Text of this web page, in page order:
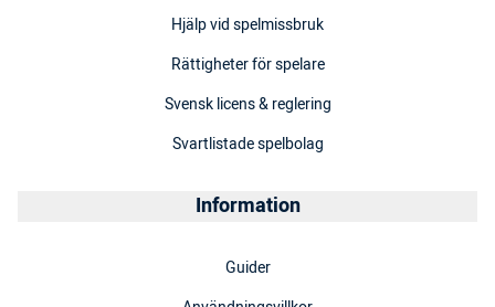
Hjälp vid spelmissbruk
Rättigheter för spelare
Svensk licens & reglering
Svartlistade spelbolag
Information
Guider